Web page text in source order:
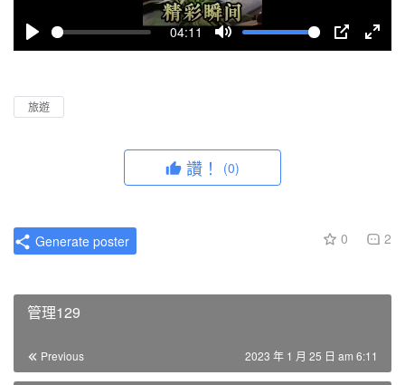
P
a
04:11
M
P
E
l
c
e
a
旅遊
讚！ (0)
0 2
Generate poster
管理129
Previous 2023 年 1 月 25 日 am 6:11